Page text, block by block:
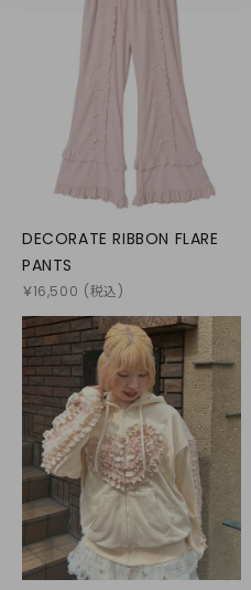
DECORATE RIBBON FLARE
PANTS
￥16,500 (税込)